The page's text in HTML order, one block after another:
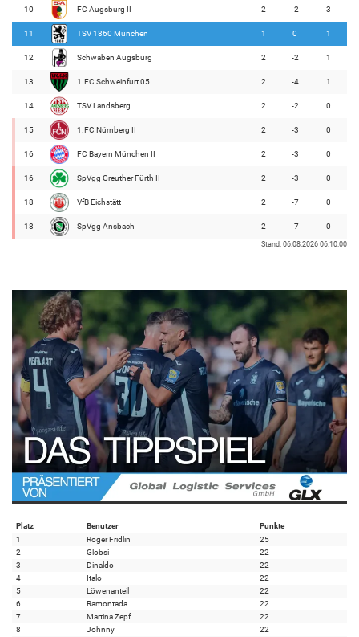
10 FC Augsburg II 2 -2 3
11 TSV 1860 München 1 0 1
12 Schwaben Augsburg 2 -2 1
13 1.FC Schweinfurt 05 2 -4 1
14 TSV Landsberg 2 -2 0
15 1.FC Nürnberg II 2 -3 0
16 FC Bayern München II 2 -3 0
16 SpVgg Greuther Fürth II 2 -3 0
18 VfB Eichstätt 2 -7 0
18 SpVgg Ansbach 2 -7 0
Stand: 06.08.2026 06:10:00
Platz Benutzer
Punkte
1
Roger Fridlin
25
2
Globsi
22
3
Dinaldo
22
4
Italo
22
5
Löwenanteil
22
6
Ramontada
22
7
Martina Zepf
22
8
Johnny
22